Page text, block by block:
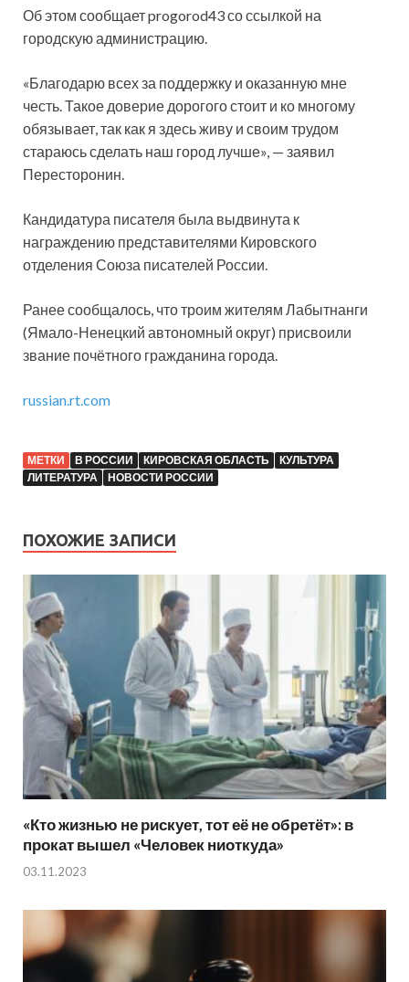
Об этом сообщает progorod43 со ссылкой на
городскую администрацию.
«Благодарю всех за поддержку и оказанную мне
честь. Такое доверие дорогого стоит и ко многому
обязывает, так как я здесь живу и своим трудом
стараюсь сделать наш город лучше», — заявил
Пересторонин.
Кандидатура писателя была выдвинута к
награждению представителями Кировского
отделения Союза писателей России.
Ранее сообщалось, что троим жителям Лабытнанги
(Ямало-Ненецкий автономный округ) присвоили
звание почётного гражданина города.
russian.rt.com
МЕТКИ В РОССИИ КИРОВСКАЯ ОБЛАСТЬ
КУЛЬТУРА
ЛИТЕРАТУРА
НОВОСТИ РОССИИ
ПОХОЖИЕ ЗАПИСИ
«Кто жизнью не рискует, тот её не обретёт»: в
прокат вышел «Человек ниоткуда»
03.11.2023